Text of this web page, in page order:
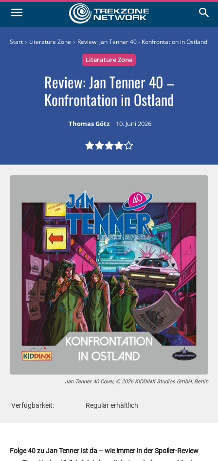
Start Literature Zone Review: Jan Tenner 40 - Konfrontation in Ostland
Literature Zone
Review: Jan Tenner 40 –
Konfrontation in Ostland
Thomas Götz 10. Juni 2026
Jan Tenner 40 Cover, © 2026 KIDDINX Studios GmbH, Berlin
Verfügbarkeit: Regulär erhältlich
Folge 40 zu Jan Tenner ist da – wie immer in der Spoiler-Review